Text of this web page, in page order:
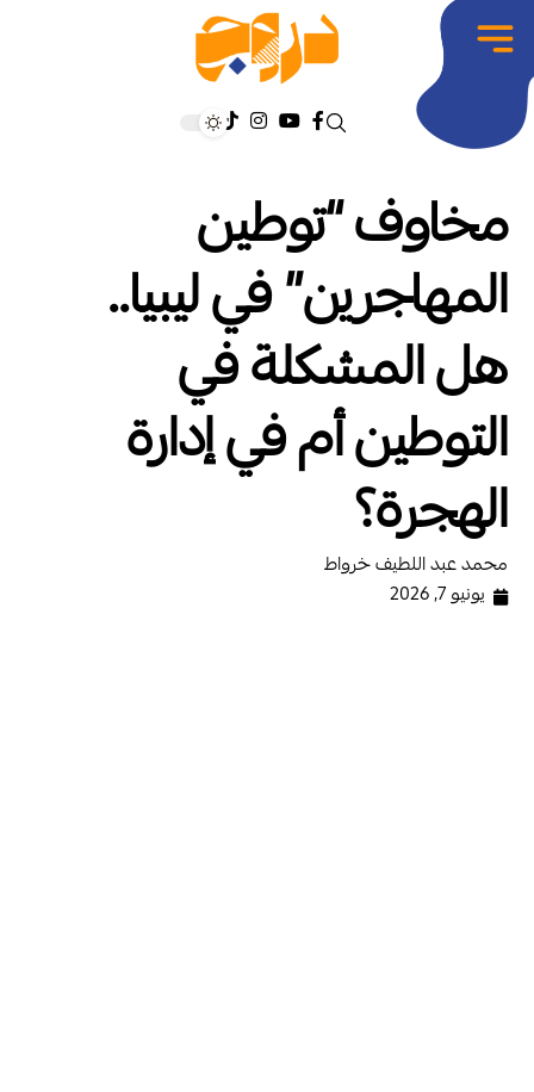
مخاوف “توطين
المهاجرين” في ليبيا..
هل المشكلة في
التوطين أم في إدارة
الهجرة؟
محمد عبد اللطيف خرواط
يونيو 7, 2026